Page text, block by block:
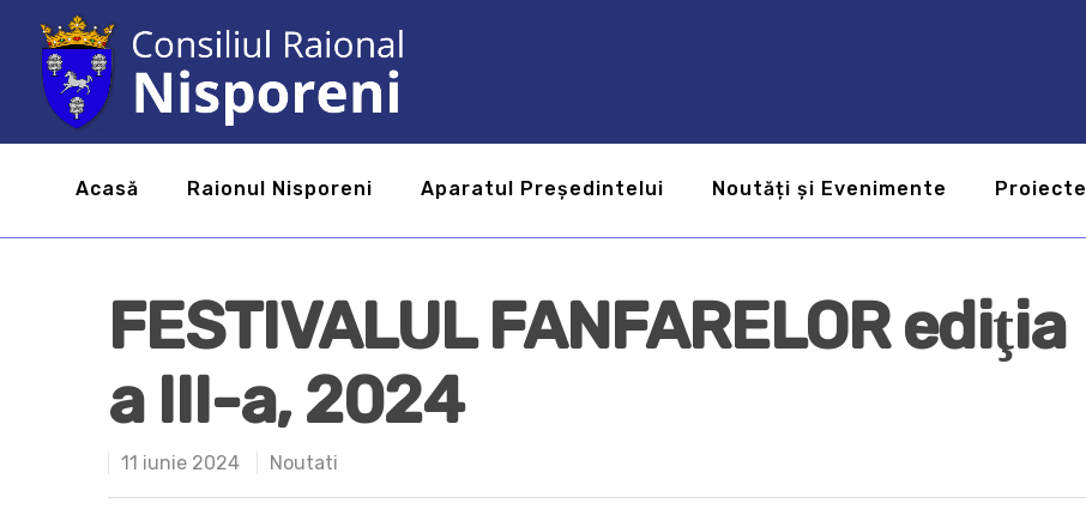
Acasă Raionul Nisporeni Aparatul Președintelui Noutăți și Evenimente Proiecte
FESTIVALUL FANFARELOR ediţia
a III-a, 2024
11 iunie 2024 Noutati